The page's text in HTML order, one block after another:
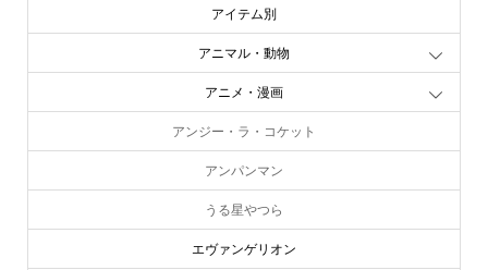
アイテム別
アニマル・動物
アニメ・漫画
アンジー・ラ・コケット
アンパンマン
うる星やつら
エヴァンゲリオン